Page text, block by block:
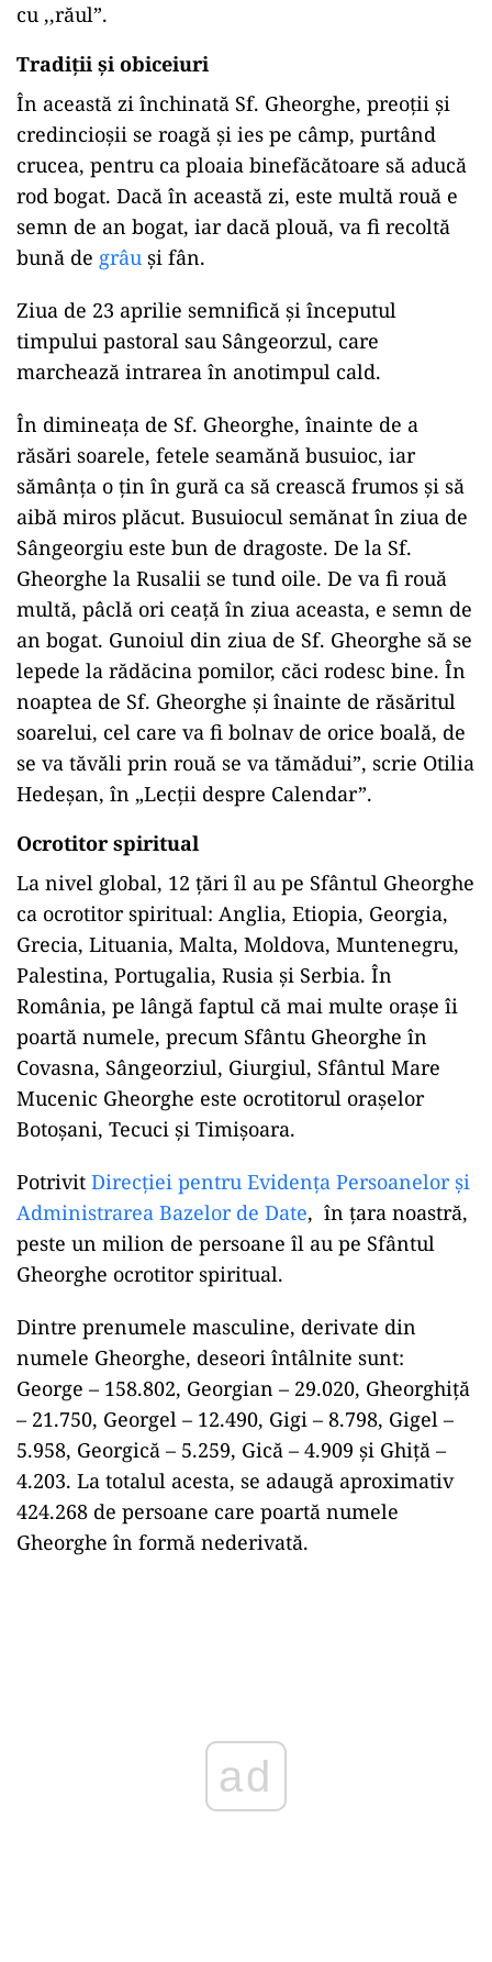
cu ,,răul”.
Tradiții și obiceiuri
În această zi închinată Sf. Gheorghe, preoții și
credincioșii se roagă și ies pe câmp, purtând
crucea, pentru ca ploaia binefăcătoare să aducă
rod bogat. Dacă în această zi, este multă rouă e
semn de an bogat, iar dacă plouă, va fi recoltă
bună de grâu și fân.
Ziua de 23 aprilie semnifică și începutul
timpului pastoral sau Sângeorzul, care
marchează intrarea în anotimpul cald.
În dimineața de Sf. Gheorghe, înainte de a
răsări soarele, fetele seamănă busuioc, iar
sămânța o țin în gură ca să crească frumos și să
aibă miros plăcut. Busuiocul semănat în ziua de
Sângeorgiu este bun de dragoste. De la Sf.
Gheorghe la Rusalii se tund oile. De va fi rouă
multă, pâclă ori ceață în ziua aceasta, e semn de
an bogat. Gunoiul din ziua de Sf. Gheorghe să se
lepede la rădăcina pomilor, căci rodesc bine. În
noaptea de Sf. Gheorghe și înainte de răsăritul
soarelui, cel care va fi bolnav de orice boală, de
se va tăvăli prin rouă se va tămădui”, scrie Otilia
Hedeșan, în „Lecții despre Calendar”.
Ocrotitor spiritual
La nivel global, 12 țări îl au pe Sfântul Gheorghe
ca ocrotitor spiritual: Anglia, Etiopia, Georgia,
Grecia, Lituania, Malta, Moldova, Muntenegru,
Palestina, Portugalia, Rusia și Serbia. În
România, pe lângă faptul că mai multe orașe îi
poartă numele, precum Sfântu Gheorghe în
Covasna, Sângeorziul, Giurgiul, Sfântul Mare
Mucenic Gheorghe este ocrotitorul orașelor
Botoșani, Tecuci și Timișoara.
Potrivit Direcției pentru Evidenţa Persoanelor şi
Administrarea Bazelor de Date, în țara noastră,
peste un milion de persoane îl au pe Sfântul
Gheorghe ocrotitor spiritual.
Dintre prenumele masculine, derivate din
numele Gheorghe, deseori întâlnite sunt:
George – 158.802, Georgian – 29.020, Gheorghiţă
– 21.750, Georgel – 12.490, Gigi – 8.798, Gigel –
5.958, Georgică – 5.259, Gică – 4.909 şi Ghiţă –
4.203. La totalul acesta, se adaugă aproximativ
424.268 de persoane care poartă numele
Gheorghe în formă nederivată.
ad